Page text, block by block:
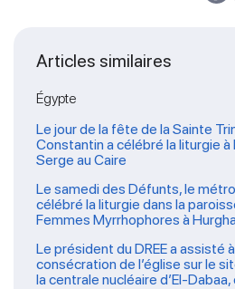
Articles similaires
Égypte
Le jour de la fête de la Sainte
Constantin a célébré la liturgie
Serge au Caire
Le samedi des Défunts, le
célébré la liturgie dans la
Femmes Myrrhophores à
Le président du DREE a assisté
consécration de l’église sur le
la centrale nucléaire d’El-